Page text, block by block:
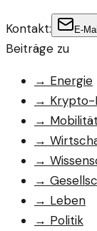
Kontakt: E-
Beiträge zu
→ Energie
→ Krypto-
→ Mobilität
→
→
→
→ Leben
→ Politik